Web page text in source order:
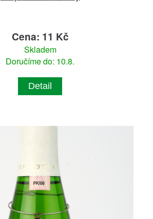
Cena: 11 Kč
Skladem
Doručíme do: 10.8.
Detail